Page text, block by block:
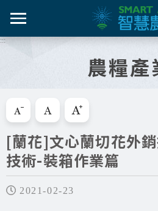
:::
農糧產
[蘭花]文心蘭切花外
技術-裝箱作業篇
2021-02-23
新知與活動
推動實例
影音區